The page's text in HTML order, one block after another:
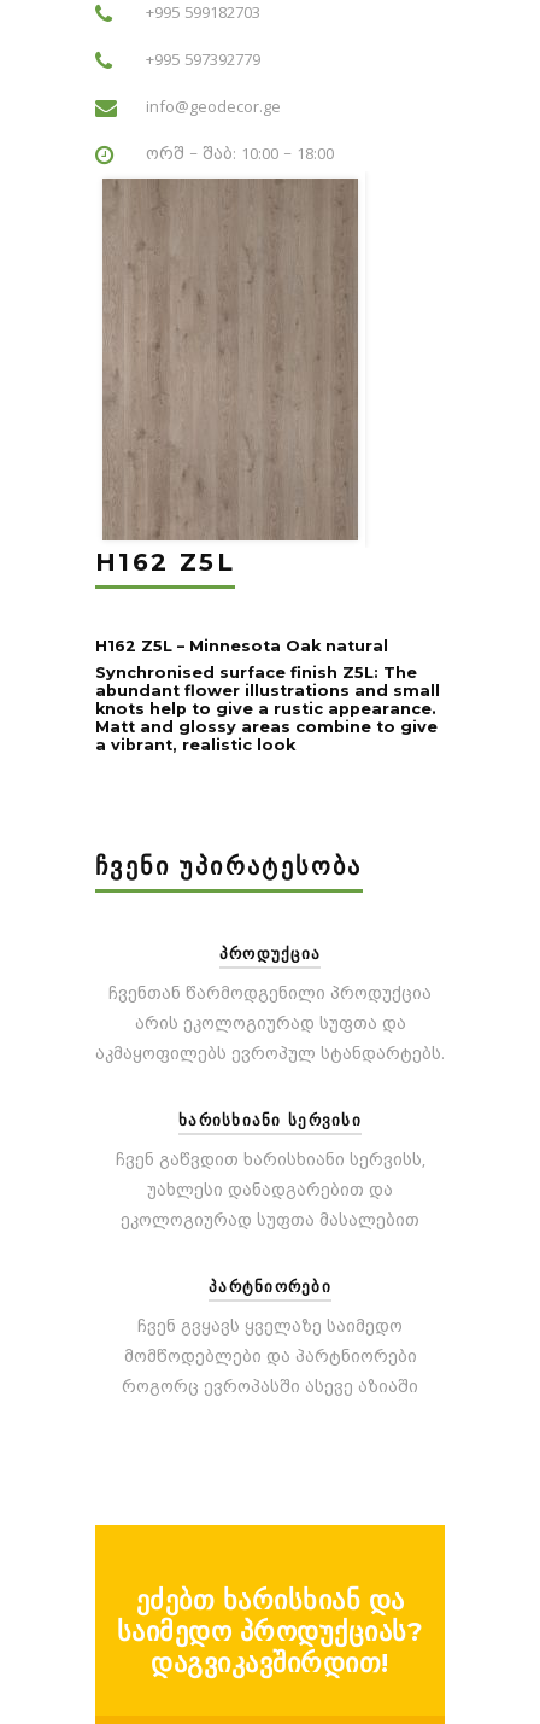
+995 599182703
+995 597392779
info@geodecor.ge
ორშ – შაბ: 10:00 – 18:00
H162 Z5L
H162 Z5L – Minnesota Oak natural
Synchronised surface finish Z5L: The
abundant flower illustrations and small
knots help to give a rustic appearance.
Matt and glossy areas combine to give
a vibrant, realistic look
ᲩᲕᲔᲜᲘ ᲣᲞᲘᲠᲐᲢᲔᲡᲝᲑᲐ
ᲞᲠᲝᲓᲣᲥᲪᲘᲐ
ჩვენთან წარმოდგენილი პროდუქცია
არის ეკოლოგიურად სუფთა და
აკმაყოფილებს ევროპულ სტანდარტებს.
ᲮᲐᲠᲘᲡᲮᲘᲐᲜᲘ ᲡᲔᲠᲕᲘᲡᲘ
ჩვენ გაწვდით ხარისხიანი სერვისს,
უახლესი დანადგარებით და
ეკოლოგიურად სუფთა მასალებით
ᲞᲐᲠᲢᲜᲘᲝᲠᲔᲑᲘ
ჩვენ გვყავს ყველაზე საიმედო
მომწოდებლები და პარტნიორები
როგორც ევროპასში ასევე აზიაში
ეძებთ ხარისხიან და
საიმედო პროდუქციას?
დაგვიკავშირდით!